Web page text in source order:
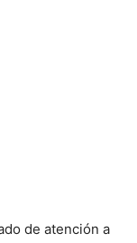
de atención a